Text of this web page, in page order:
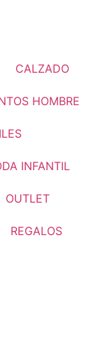
CALZADO
HOMBRE
INFANTIL
OUTLET
REGALOS